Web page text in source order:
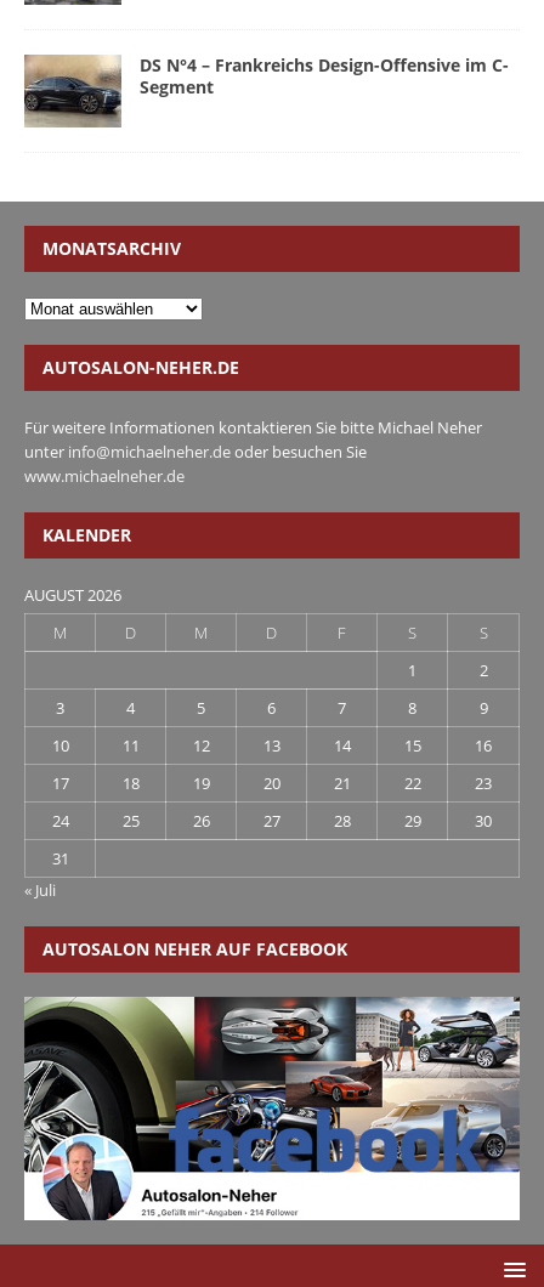
DS N°4 – Frankreichs Design-Offensive im C-
Segment
MONATSARCHIV
AUTOSALON-NEHER.DE
Für weitere Informationen kontaktieren Sie bitte Michael Neher
unter info@michaelneher.deoder besuchen Sie
www.michaelneher.de
KALENDER
AUGUST 2026
M
D M D F S
S
1
2
3
4 5 6 7 8
9
10
11 12 13 14 15
16
17
18 19 20 21 22
23
24
25 26 27 28 29
30
31
« Juli
AUTOSALON NEHER AUF FACEBOOK